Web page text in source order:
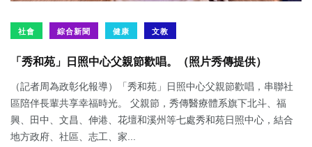
社會 綜合新聞 健康 文教
「秀和苑」日照中心父親節歡唱。（照片秀傳提供）
（記者周為政彰化報導）「秀和苑」日照中心父親節歡唱，串聯社
區陪伴長輩共享幸福時光。 父親節，秀傳醫療體系旗下北斗、福
興、田中、文昌、伸港、花壇和溪州等七處秀和苑日照中心，結合
地方政府、社區、志工、家...